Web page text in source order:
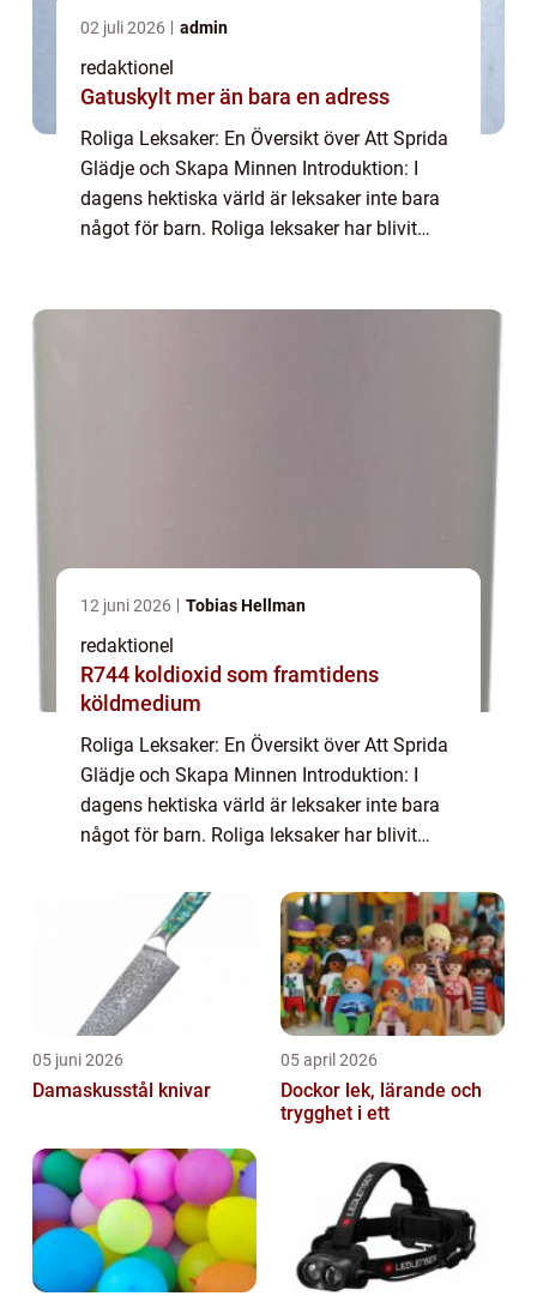
02 juli 2026 admin
redaktionel
Gatuskylt mer än bara en adress
Roliga Leksaker: En Översikt över Att Sprida
Glädje och Skapa Minnen Introduktion: I
dagens hektiska värld är leksaker inte bara
något för barn. Roliga leksaker har blivit
12 juni 2026 Tobias Hellman
redaktionel
R744 koldioxid som framtidens
köldmedium
Roliga Leksaker: En Översikt över Att Sprida
Glädje och Skapa Minnen Introduktion: I
dagens hektiska värld är leksaker inte bara
något för barn. Roliga leksaker har blivit
erbjuder en möjlighet att släppa loss, sk...
05 juni 2026
Damaskusstål knivar
05 april 2026
Dockor lek, lärande och
trygghet i ett